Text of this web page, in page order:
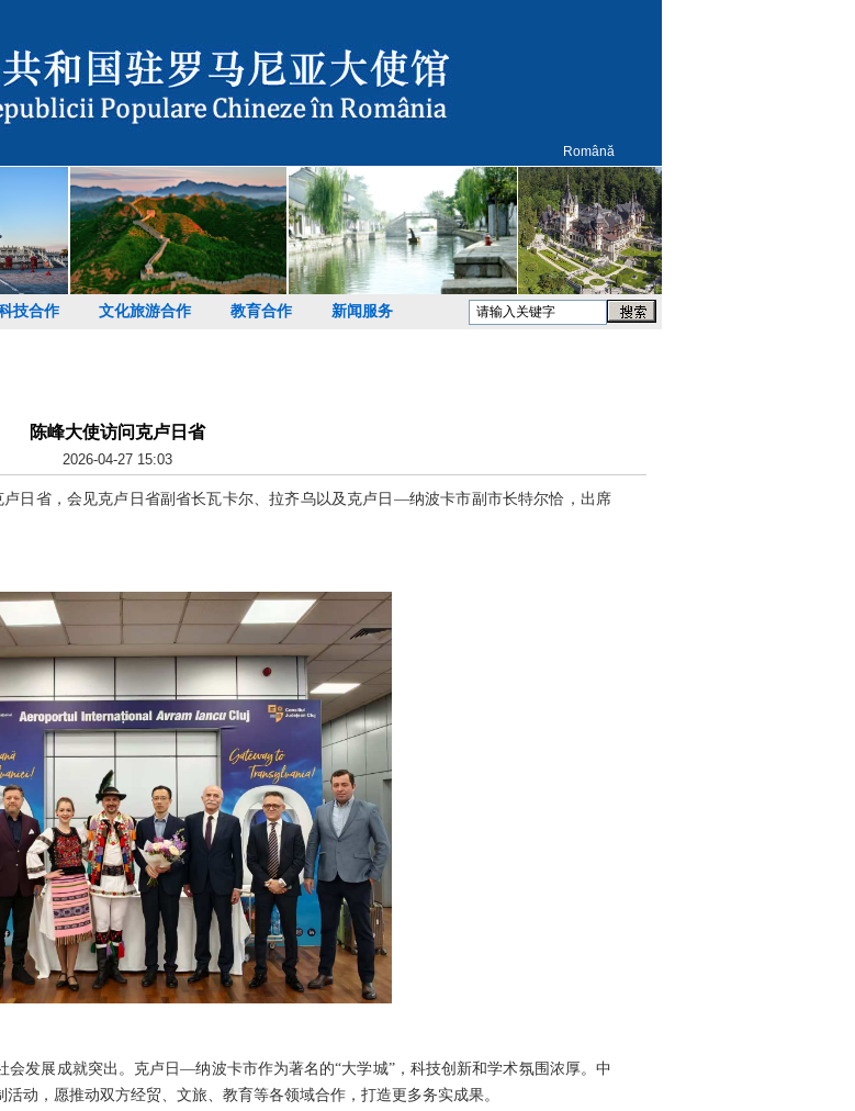
Română
技合作 文化旅游合作 教育合作 新闻服务
陈峰大使访问克卢日省
2026-04-27 15:03
省，会见克卢日省副省长瓦卡尔、拉齐乌以及克卢日—纳波卡市副市长特尔恰，出席
发展成就突出。克卢日—纳波卡市作为著名的“大学城”，科技创新和学术氛围浓厚。中
动，愿推动双方经贸、文旅、教育等各领域合作，打造更多务实成果。